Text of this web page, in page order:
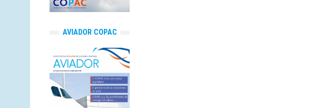
AVIADOR COPAC